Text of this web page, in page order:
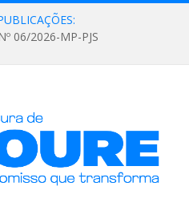
06/2026-MP-PJS